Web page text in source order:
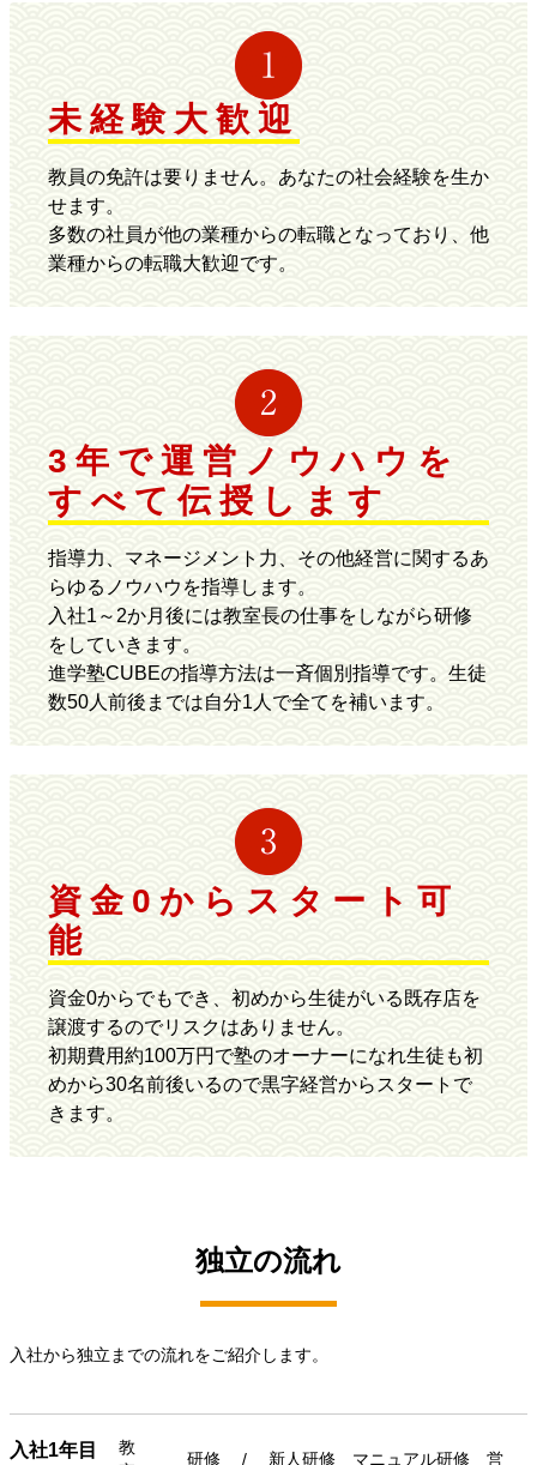
未経験大歓迎
教員の免許は要りません。あなたの社会経験を生か
せます。
多数の社員が他の業種からの転職となっており、他
業種からの転職大歓迎です。
3年で運営ノウハウを
すべて伝授します
指導力、マネージメント力、その他経営に関するあ
らゆるノウハウを指導します。
入社1～2か月後には教室長の仕事をしながら研修
をしていきます。
進学塾CUBEの指導方法は一斉個別指導です。生徒
数50人前後までは自分1人で全てを補います。
資金0からスタート可
能
資金0からでもでき、初めから生徒がいる既存店を
譲渡するのでリスクはありません。
初期費用約100万円で塾のオーナーになれ生徒も初
めから30名前後いるので黒字経営からスタートで
きます。
独立の流れ
入社から独立までの流れをご紹介します。
入社1年目
教
研修 / 新人研修 マニュアル研修 営